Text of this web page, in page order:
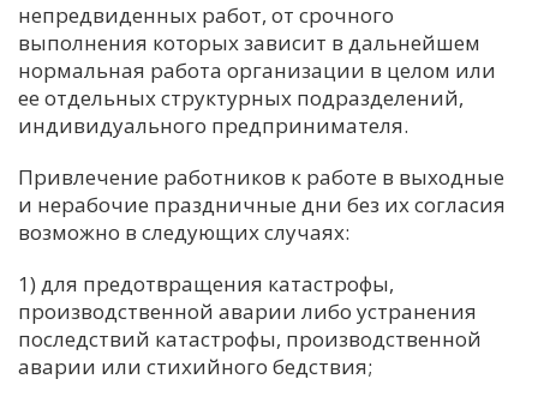
Е
К
С
Т
У
непредвиденных работ, от срочного
выполнения которых зависит в дальнейшем
нормальная работа организации в целом или
ее отдельных структурных подразделений,
индивидуального предпринимателя.
Привлечение работников к работе в выходные
и нерабочие праздничные дни без их согласия
возможно в следующих случаях:
1) для предотвращения катастрофы,
производственной аварии либо устранения
последствий катастрофы, производственной
аварии или стихийного бедствия;